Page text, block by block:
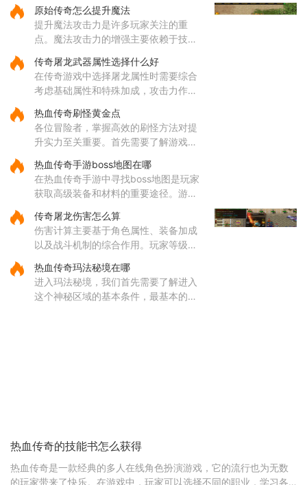
备高爆发特性，道士的召唤兽在继承元
婴属性后能显著提升战斗效率
原始传奇怎么提升魔法
提升魔法攻击力是许多玩家关注的重
点。魔法攻击力的增强主要依赖于技能
电术是一个核心输出技能，能够对远距
离目标造成高额伤害，因此在技
传奇屠龙武器属性选择什么好
在传奇游戏中选择屠龙属性时需要综合
考虑基础属性和特殊加成，攻击力作为
关注，它能有效提升玩家对战各类敌人
的效率。屠龙武器普遍具备较
热血传奇刷怪黄金点
各位冒险者，掌握高效的刷怪方法对提
升实力至关重要。首先需要了解游戏中
地是经验丰富的玩家经常光顾的场所，
这些地方的怪物刷新频率较高
热血传奇手游boss地图在哪
在热血传奇手游中寻找boss地图是玩家
获取高级装备和材料的重要途径。游戏
要包括矿洞、沃玛寺庙、祖玛寺庙、石
墓等地。矿洞分为不同层次，每层
传奇屠龙伤害怎么算
伤害计算主要基于角色属性、装备加成
以及战斗机制的综合作用。玩家等级和
础攻击力和技能伤害，提升等级和增加
主属性点是提高伤害的基础途
热血传奇玛法秘境在哪
进入玛法秘境，我们首先需要了解进入
这个神秘区域的基本条件，最基本的就
热血传奇的技能书怎么获得
热血传奇是一款经典的多人在线角色扮演游戏，它的流行也为无数
的玩家带来了快乐。在游戏中，玩家可以选择不同的职业，学习各